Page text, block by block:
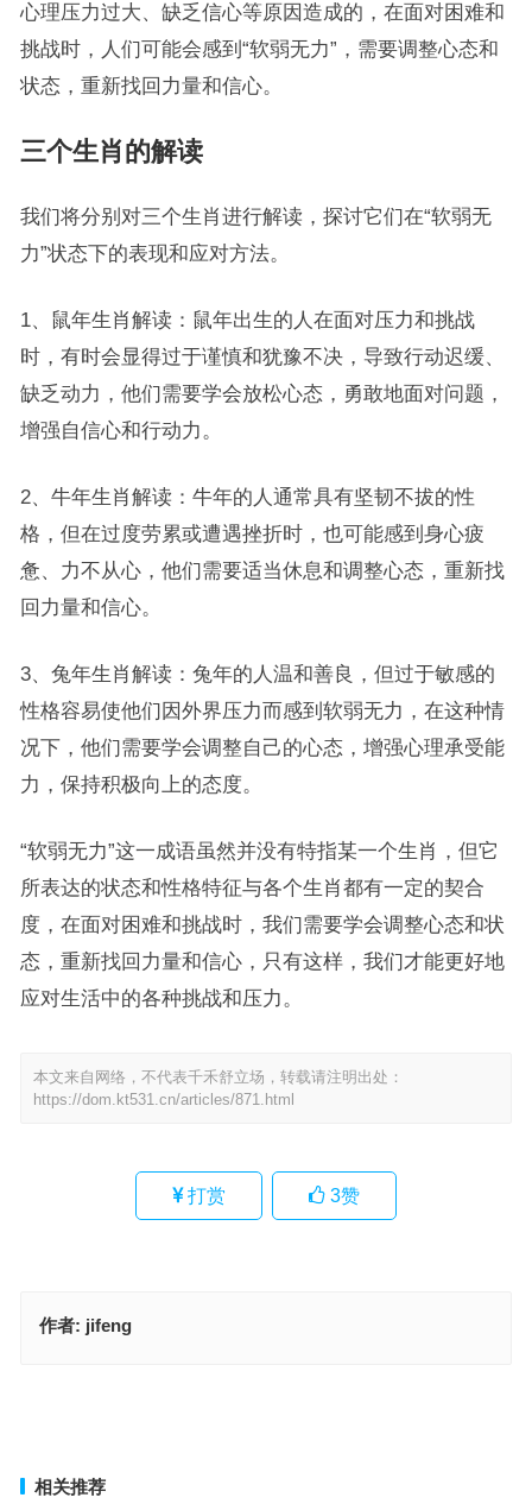
心理压力过大、缺乏信心等原因造成的，在面对困难和
挑战时，人们可能会感到“软弱无力”，需要调整心态和
状态，重新找回力量和信心。
三个生肖的解读
我们将分别对三个生肖进行解读，探讨它们在“软弱无
力”状态下的表现和应对方法。
1、鼠年生肖解读：鼠年出生的人在面对压力和挑战
时，有时会显得过于谨慎和犹豫不决，导致行动迟缓、
缺乏动力，他们需要学会放松心态，勇敢地面对问题，
增强自信心和行动力。
2、牛年生肖解读：牛年的人通常具有坚韧不拔的性
格，但在过度劳累或遭遇挫折时，也可能感到身心疲
惫、力不从心，他们需要适当休息和调整心态，重新找
回力量和信心。
3、兔年生肖解读：兔年的人温和善良，但过于敏感的
性格容易使他们因外界压力而感到软弱无力，在这种情
况下，他们需要学会调整自己的心态，增强心理承受能
力，保持积极向上的态度。
“软弱无力”这一成语虽然并没有特指某一个生肖，但它
所表达的状态和性格特征与各个生肖都有一定的契合
度，在面对困难和挑战时，我们需要学会调整心态和状
态，重新找回力量和信心，只有这样，我们才能更好地
应对生活中的各种挑战和压力。
本文来自网络，不代表千禾舒立场，转载请注明出处：
https://dom.kt531.cn/articles/871.html
打赏 3赞
作者: jifeng
相关推荐